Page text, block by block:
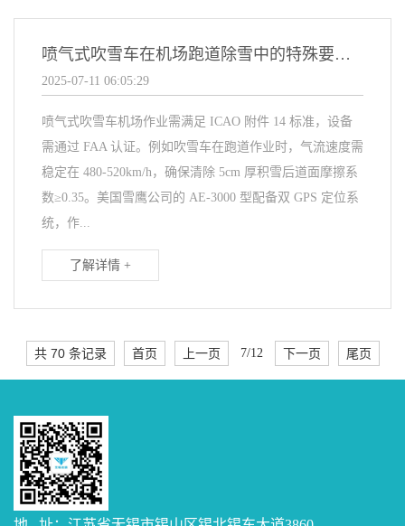
喷气式吹雪车在机场跑道除雪中的特殊要求有哪些？
2025-07-11 06:05:29
喷气式吹雪车机场作业需满足 ICAO 附件 14 标准，设备
需通过 FAA 认证。例如吹雪车在跑道作业时，气流速度需
稳定在 480-520km/h，确保清除 5cm 厚积雪后道面摩擦系
数≥0.35。美国雪鹰公司的 AE-3000 型配备双 GPS 定位系
统，作...
了解详情 +
共 70 条记录 首页 上一页 7/12 下一页 尾页